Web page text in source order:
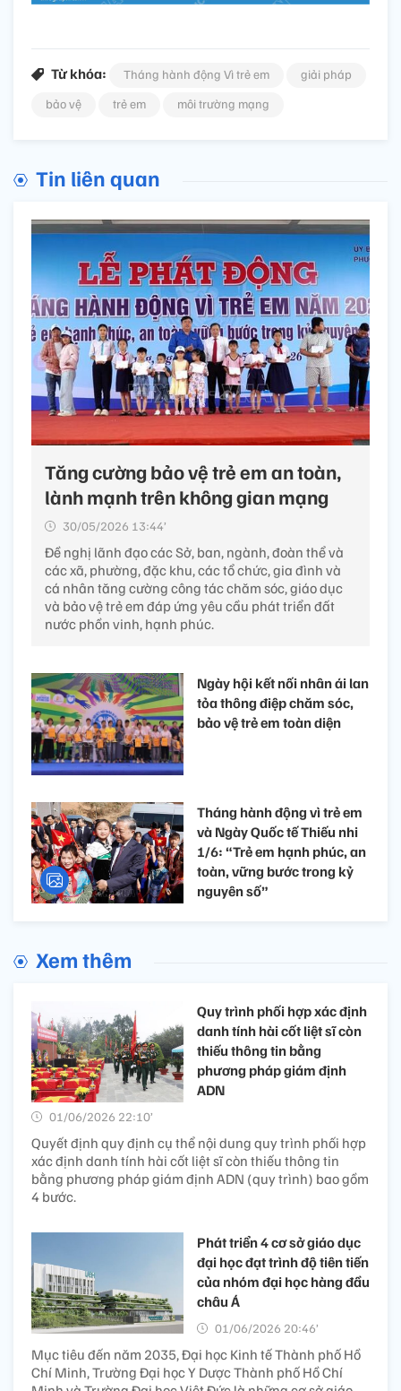
Từ khóa: Tháng hành động Vì trẻ em
giải pháp
bảo vệ
trẻ em môi trường mạng
Tin liên quan
Tăng cường bảo vệ trẻ em an toàn,
lành mạnh trên không gian mạng
30/05/2026 13:44’
Đề nghị lãnh đạo các Sở, ban, ngành, đoàn thể và
các xã, phường, đặc khu, các tổ chức, gia đình và
cá nhân tăng cường công tác chăm sóc, giáo dục
và bảo vệ trẻ em đáp ứng yêu cầu phát triển đất
nước phồn vinh, hạnh phúc.
Ngày hội kết nối nhân ái lan
tỏa thông điệp chăm sóc,
bảo vệ trẻ em toàn diện
Tháng hành động vì trẻ em
và Ngày Quốc tế Thiếu nhi
1/6: “Trẻ em hạnh phúc, an
toàn, vững bước trong kỷ
nguyên số”
Xem thêm
Quy trình phối hợp xác định
danh tính hài cốt liệt sĩ còn
thiếu thông tin bằng
phương pháp giám định
ADN
01/06/2026 22:10’
Quyết định quy định cụ thể nội dung quy trình phối hợp
xác định danh tính hài cốt liệt sĩ còn thiếu thông tin
bằng phương pháp giám định ADN (quy trình) bao gồm
4 bước.
Phát triển 4 cơ sở giáo dục
đại học đạt trình độ tiên tiến
của nhóm đại học hàng đầu
châu Á
01/06/2026 20:46’
Mục tiêu đến năm 2035, Đại học Kinh tế Thành phố Hồ
Chí Minh, Trường Đại học Y Dược Thành phố Hồ Chí